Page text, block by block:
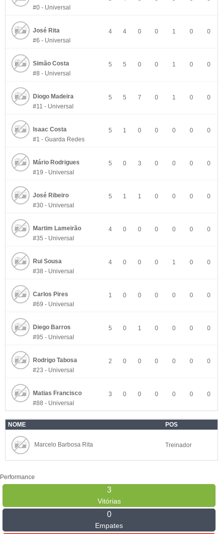
#0 - Universal
José Rita
#6 - Universal
4 4 0 0 1 0 0
Simão Costa
#8 - Universal
5 5 0 0 1 0 0
Diogo Madeira
#11 - Universal
5 5 7 0 1 0 0
Isaac Costa
#1 - Guarda Redes
5 1 0 0 0 0 0
Mário Rodrigues
#19 - Universal
5 0 3 0 0 0 0
José Ribeiro
#30 - Universal
5 1 1 0 0 0 0
Martim Lameirão
#35 - Universal
4 0 0 0 0 0 0
Rui Sousa
#38 - Universal
4 0 0 0 1 0 0
Carlos Pires
#69 - Universal
1 0 0 0 0 0 0
Diego Barros
#95 - Universal
5 0 1 0 0 0 0
Rodrigo Tabosa
#23 - Universal
2 0 0 0 0 0 0
Matias Francisco
#88 - Universal
3 0 0 0 0 0 0
NOME POS
Marcelo Barbosa Rita Treinador
Performance
3
Vitórias
0
Empates